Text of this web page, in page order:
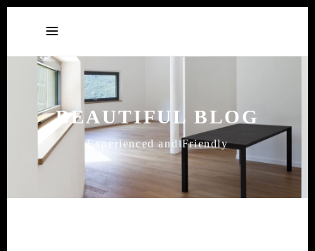
BEAUTIFUL BLOG
Experienced and Friendly